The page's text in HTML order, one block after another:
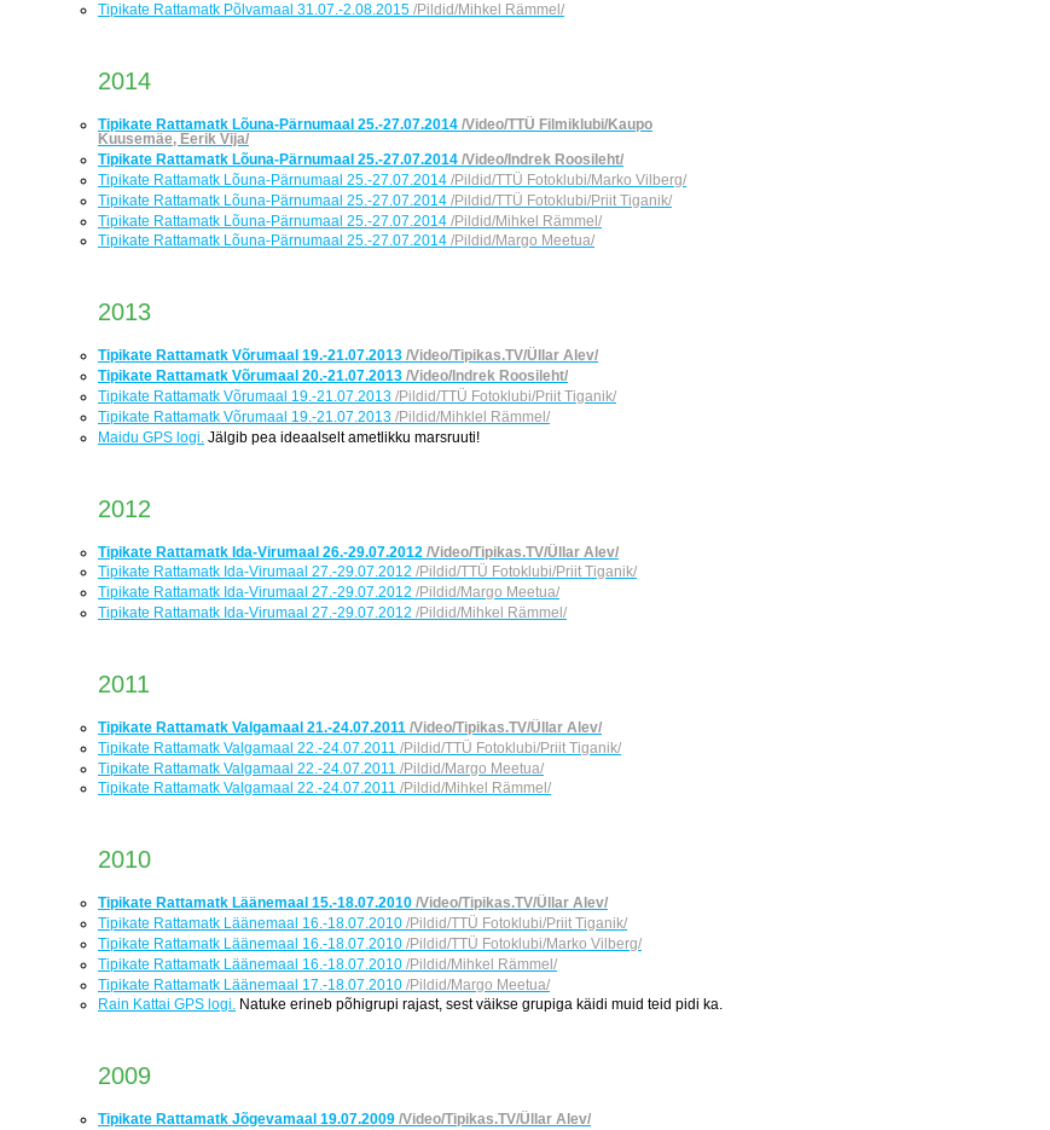
Tipikate Rattamatk Põlvamaal 31.07.-2.08.2015 /Pildid/Mihkel Rämmel/
2014
Tipikate Rattamatk Lõuna-Pärnumaal 25.-27.07.2014 /Video/TTÜ Filmiklubi/Kaupo
Kuusemäe, Eerik Vija/
Tipikate Rattamatk Lõuna-Pärnumaal 25.-27.07.2014 /Video/Indrek Roosileht/
Tipikate Rattamatk Lõuna-Pärnumaal 25.-27.07.2014 /Pildid/TTÜ Fotoklubi/Marko Vilberg/
Tipikate Rattamatk Lõuna-Pärnumaal 25.-27.07.2014 /Pildid/TTÜ Fotoklubi/Priit Tiganik/
Tipikate Rattamatk Lõuna-Pärnumaal 25.-27.07.2014 /Pildid/Mihkel Rämmel/
Tipikate Rattamatk Lõuna-Pärnumaal 25.-27.07.2014 /Pildid/Margo Meetua/
2013
Tipikate Rattamatk Võrumaal 19.-21.07.2013 /Video/Tipikas.TV/Üllar Alev/
Tipikate Rattamatk Võrumaal 20.-21.07.2013 /Video/Indrek Roosileht/
Tipikate Rattamatk Võrumaal 19.-21.07.2013 /Pildid/TTÜ Fotoklubi/Priit Tiganik/
Tipikate Rattamatk Võrumaal 19.-21.07.2013 /Pildid/Mihklel Rämmel/
Maidu GPS logi. Jälgib pea ideaalselt ametlikku marsruuti!
2012
Tipikate Rattamatk Ida-Virumaal 26.-29.07.2012 /Video/Tipikas.TV/Üllar Alev/
Tipikate Rattamatk Ida-Virumaal 27.-29.07.2012 /Pildid/TTÜ Fotoklubi/Priit Tiganik/
Tipikate Rattamatk Ida-Virumaal 27.-29.07.2012 /Pildid/Margo Meetua/
Tipikate Rattamatk Ida-Virumaal 27.-29.07.2012 /Pildid/Mihkel Rämmel/
2011
Tipikate Rattamatk Valgamaal 21.-24.07.2011 /Video/Tipikas.TV/Üllar Alev/
Tipikate Rattamatk Valgamaal 22.-24.07.2011 /Pildid/TTÜ Fotoklubi/Priit Tiganik/
Tipikate Rattamatk Valgamaal 22.-24.07.2011 /Pildid/Margo Meetua/
Tipikate Rattamatk Valgamaal 22.-24.07.2011 /Pildid/Mihkel Rämmel/
2010
Tipikate Rattamatk Läänemaal 15.-18.07.2010 /Video/Tipikas.TV/Üllar Alev/
Tipikate Rattamatk Läänemaal 16.-18.07.2010 /Pildid/TTÜ Fotoklubi/Priit Tiganik/
Tipikate Rattamatk Läänemaal 16.-18.07.2010 /Pildid/TTÜ Fotoklubi/Marko Vilberg/
Tipikate Rattamatk Läänemaal 16.-18.07.2010 /Pildid/Mihkel Rämmel/
Tipikate Rattamatk Läänemaal 17.-18.07.2010 /Pildid/Margo Meetua/
Rain Kattai GPS logi. Natuke erineb põhigrupi rajast, sest väikse grupiga käidi muid teid pidi ka.
2009
Tipikate Rattamatk Jõgevamaal 19.07.2009 /Video/Tipikas.TV/Üllar Alev/